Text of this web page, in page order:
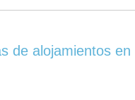
de alojamientos en